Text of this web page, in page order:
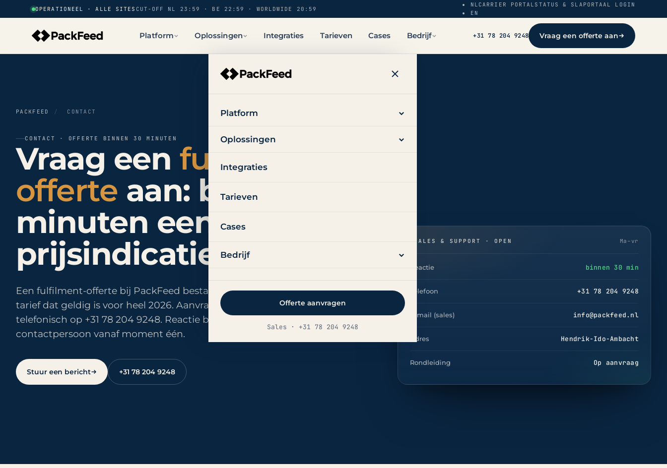
OPERATIONEEL · ALLE SITES CUT-OFF NL 23:59 · BE 22:59 · WORLDWIDE 20:59
NL
EN
CARRIER PORTAL STATUS & SLA PORTAAL LOGIN
Platform Oplossingen Integraties Tarieven Cases Bedrijf +31 78 204 9248 Vraag een offerte aan
Platform
Oplossingen
Integraties
Tarieven
Cases
Bedrijf
Offerte aanvragen
Sales · +31 78 204 9248
PACKFEED / CONTACT
CONTACT · OFFERTE BINNEN 30 MINUTEN
Vraag een fulfilment-
offerte aan: binnen 30
minuten een
prijsindicatie
Een fulfilment-offerte bij PackFeed bestaat uit een duidelijk transparant
tarief dat geldig is voor heel 2026. Aanvraag via het contactformulier of
telefonisch op +31 78 204 9248. Reactie binnen 30 minuten, vaste
contactpersoon vanaf moment één.
Stuur een bericht +31 78 204 9248
SALES & SUPPORT · OPEN Ma–vr
Reactie binnen 30 min
Telefoon +31 78 204 9248
E-mail (sales) info@packfeed.nl
Adres Hendrik-Ido-Ambacht
Rondleiding Op aanvraag